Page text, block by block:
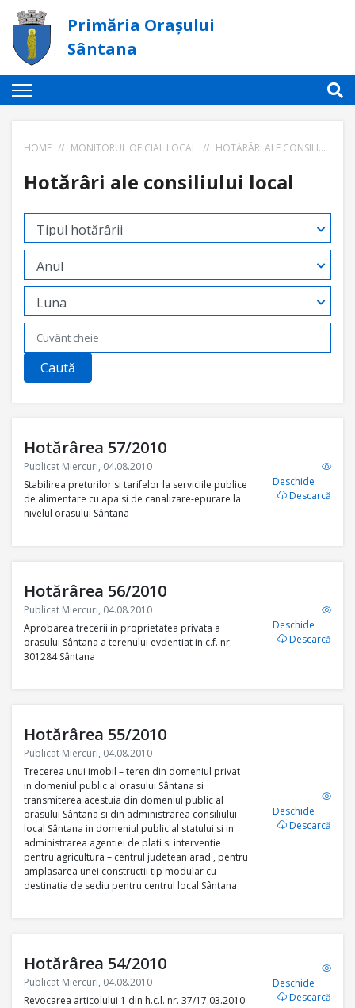
Primăria Orașului
Sântana
HOME // MONITORUL OFICIAL LOCAL // HOTĂRÂRI ALE CONSILIULUI LOCAL
Hotărâri ale consiliului local
Caută
Hotărârea 57/2010
Publicat Miercuri, 04.08.2010
Stabilirea preturilor si tarifelor la serviciile publice
de alimentare cu apa si de canalizare-epurare la
nivelul orasului Sântana
Deschide
Descarcă
Hotărârea 56/2010
Publicat Miercuri, 04.08.2010
Aprobarea trecerii in proprietatea privata a
orasului Sântana a terenului evdentiat in c.f. nr.
301284 Sântana
Deschide
Descarcă
Hotărârea 55/2010
Publicat Miercuri, 04.08.2010
Trecerea unui imobil – teren din domeniul privat
in domeniul public al orasului Sântana si
transmiterea acestuia din domeniul public al
orasului Sântana si din administrarea consiliului
local Sântana in domeniul public al statului si in
administrarea agentiei de plati si interventie
pentru agricultura – centrul judetean arad , pentru
amplasarea unei constructii tip modular cu
destinatia de sediu pentru centrul local Sântana
Deschide
Descarcă
Hotărârea 54/2010
Publicat Miercuri, 04.08.2010
Revocarea articolului 1 din h.c.l. nr. 37/17.03.2010
Deschide
Descarcă